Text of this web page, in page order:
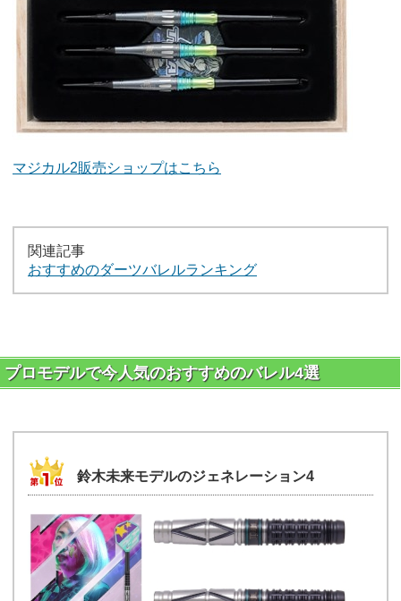
マジカル2販売ショップはこちら
関連記事
おすすめのダーツバレルランキング
プロモデルで今人気のおすすめのバレル4選
鈴木未来モデルのジェネレーション4